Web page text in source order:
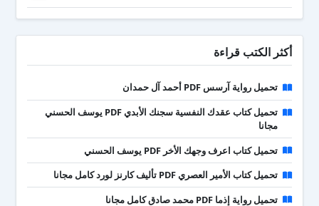
أكثر الكتب قراءة
تحميل رواية آرسس PDF أحمد آل حمدان
تحميل كتاب عقدك النفسية سجنك الأبدي PDF يوسف الحسني
مجانا
تحميل كتاب اعرف وجهك الأخر PDF يوسف الحسني
تحميل كتاب الأمير العصري PDF تأليف كارنز لورد كامل مجانا
تحميل رواية إذما PDF محمد صادق كامل مجانا